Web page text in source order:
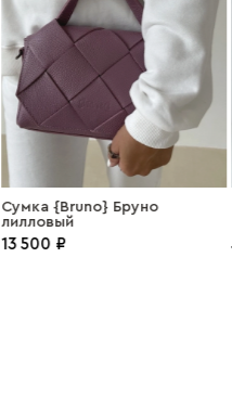
Сумка {Bruno} Бруно
лилловый
13 500 ₽